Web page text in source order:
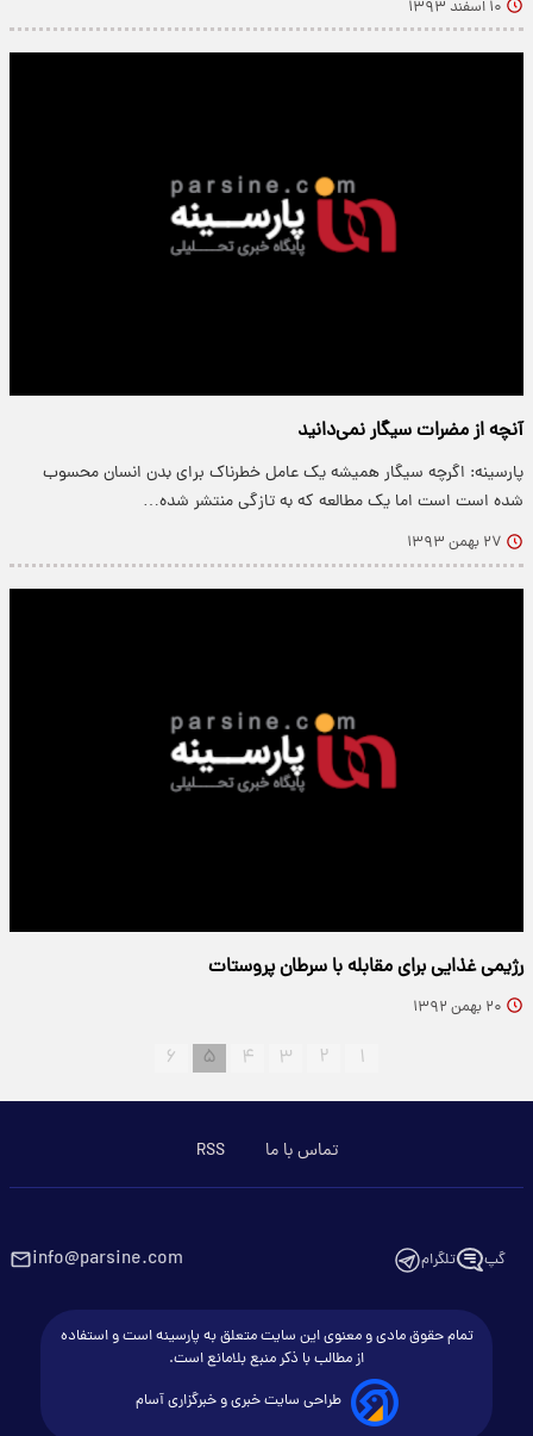
۱۰ اسفند ۱۳۹۳
آنچه از مضرات سیگار نمی‌دانید
پارسینه: اگرچه سیگار همیشه یک عامل خطرناک برای بدن انسان محسوب
شده است است اما یک مطالعه که به تازگی منتشر شده…
۲۷ بهمن ۱۳۹۳
رژیمی غذایی برای مقابله با سرطان پروستات
۲۰ بهمن ۱۳۹۲
۱ ۲ ۳ ۴ ۵ ۶
تماس با ما RSS
گپ تلگرام info@parsine.com
تمام حقوق مادی و معنوی این سایت متعلق به پارسینه است و استفاده
از مطالب با ذکر منبع بلامانع است.
طراحی سایت خبری و خبرگزاری آسام